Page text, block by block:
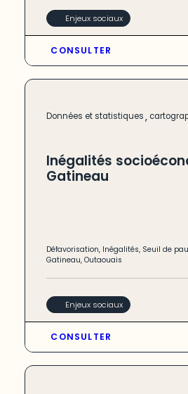
Enjeux sociaux
CONSULTER
Données et statistiques,
Inégalités
Gatineau
Défavorisation, Inégalités, Seuil de
Gatineau,Outaouais
Enjeux sociaux
CONSULTER